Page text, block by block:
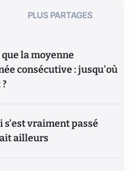
PLUS PARTAGES
la moyenne
consécutive : jusqu'où
s'est vraiment passé
ailleurs